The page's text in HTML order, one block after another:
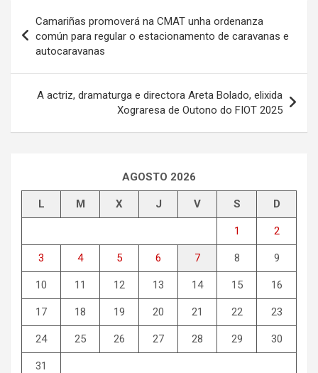
de
entradas
Camariñas promoverá na CMAT unha ordenanza
común para regular o estacionamento de caravanas e
autocaravanas
A actriz, dramaturga e directora Areta Bolado, elixida
Xograresa de Outono do FIOT 2025
AGOSTO 2026
L M X J V S D
1 2
3 4 5 6 7 8 9
10 11 12 13 14 15 16
17 18 19 20 21 22 23
24 25 26 27 28 29 30
31